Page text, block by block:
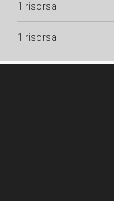
1 risorsa
1 risorsa